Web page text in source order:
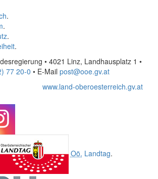
.
.
.
.
• 4021 Linz, Landhausplatz 1 •
77 20-0 • E-Mail post@ooe.gv.at
www.land-oberoesterreich.gv.at
Oö. Landtag.